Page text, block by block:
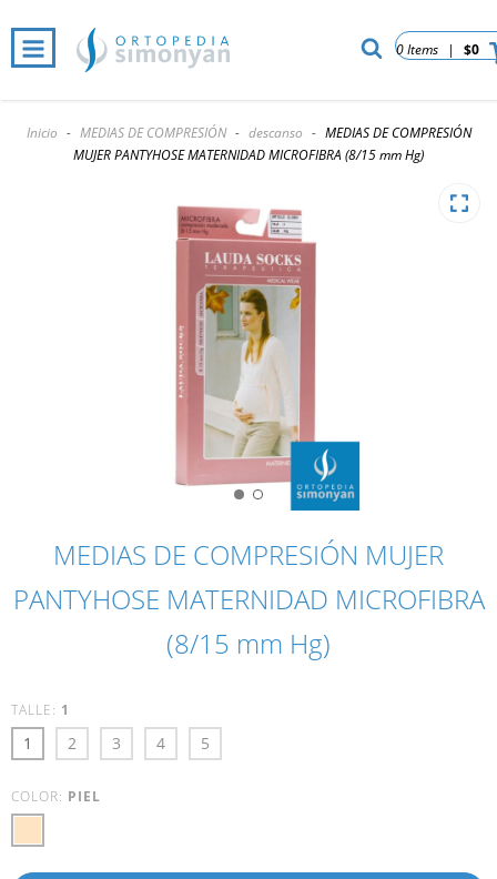
0 Items | $0
Inicio - MEDIAS DE COMPRESIÓN - descanso - MEDIAS DE COMPRESIÓN
MUJER PANTYHOSE MATERNIDAD MICROFIBRA (8/15 mm Hg)
MEDIAS DE COMPRESIÓN MUJER
PANTYHOSE MATERNIDAD MICROFIBRA
(8/15 mm Hg)
TALLE: 1
1 2 3 4 5
COLOR: PIEL